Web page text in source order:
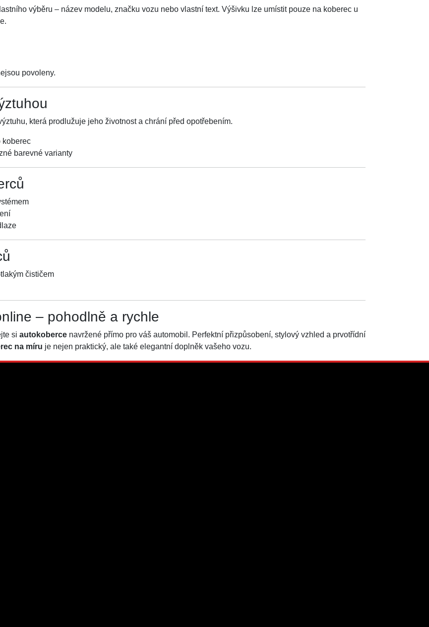
výběru – název modelu, značku vozu nebo vlastní text. Výšivku lze umístit pouze na koberec u
povoleny.
která prodlužuje jeho životnost a chrání před opotřebením.
koberec
barevné varianty
čističem
– pohodlně a rychle
si autokobercenavržené přímo pro váš automobil. Perfektní přizpůsobení, stylový vzhled a prvotřídní
na míru je nejen praktický, ale také elegantní doplněk vašeho vozu.